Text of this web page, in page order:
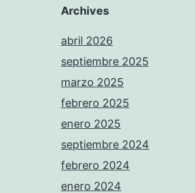
Archives
abril 2026
septiembre 2025
marzo 2025
febrero 2025
enero 2025
septiembre 2024
febrero 2024
enero 2024